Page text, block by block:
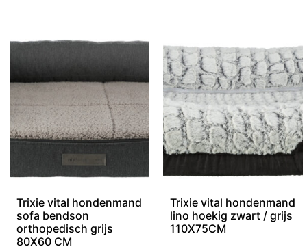
Trixie vital hondenmand
sofa bendson
orthopedisch grijs
80X60 CM
Trixie vital hondenmand
lino hoekig zwart / grijs
110X75CM